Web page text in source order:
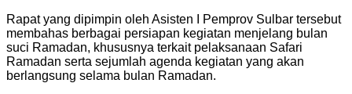
Rapat yang dipimpin oleh Asisten I Pemprov Sulbar tersebut
membahas berbagai persiapan kegiatan menjelang bulan
suci Ramadan, khususnya terkait pelaksanaan Safari
Ramadan serta sejumlah agenda kegiatan yang akan
berlangsung selama bulan Ramadan.